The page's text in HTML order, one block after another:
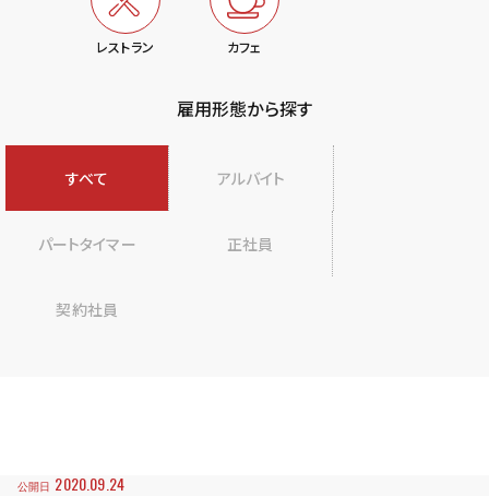
レストラン カフェ
雇用形態から探す
すべて アルバイト
パートタイマー 正社員
契約社員
公開日 2020.09.24